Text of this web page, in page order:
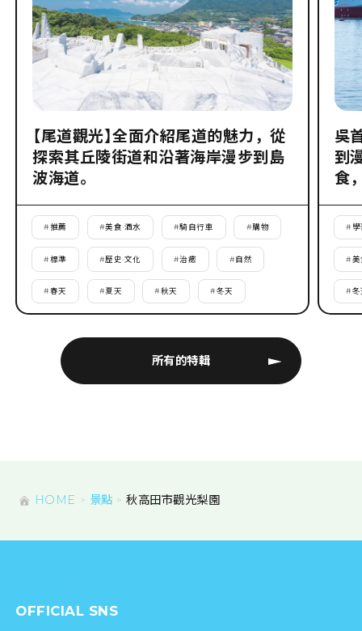
所有的特輯
【尾道觀光】全面介紹尾道的魅力，從
探索其丘陵街道和沿著海岸漫步到島
波海道。
#推薦 #美食·酒水 #騎自行車 #購物
#標準 #歷史·文化 #治癒 #自然
#春天 #夏天 #秋天 #冬天
吳
到
食
# 學
#美
#冬
HOME 景點 秋高田市觀光梨園
OFFICIAL SNS